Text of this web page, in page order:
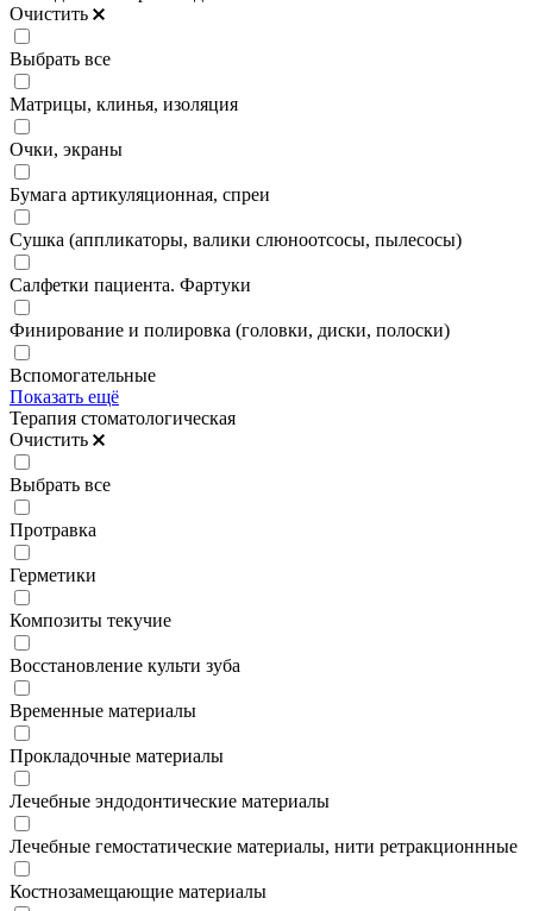
Очистить
Выбрать все
Матрицы, клинья, изоляция
Очки, экраны
Бумага артикуляционная, спреи
Сушка (аппликаторы, валики слюноотсосы, пылесосы)
Салфетки пациента. Фартуки
Финирование и полировка (головки, диски, полоски)
Вспомогательные
Показать ещё
Терапия стоматологическая
Очистить
Выбрать все
Протравка
Герметики
Композиты текучие
Восстановление культи зуба
Временные материалы
Прокладочные материалы
Лечебные эндодонтические материалы
Лечебные гемостатические материалы, нити ретракционнные
Костнозамещающие материалы